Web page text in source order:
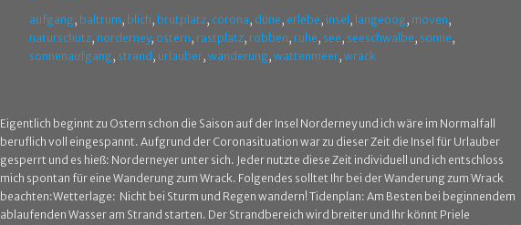
aufgang, baltrum, blich, brutplatz, corona, düne, erlebe, insel , langeoog, möven,
naturschutz, norderney, ostern, rastplatz, robben, ruhe, see, seeschwalbe, sonne,
sonnenaufgang, strand , urlauber, wanderung, wattenmeer, wrack
Eigentlich beginnt zu Ostern schon die Saison auf der Insel Norderney und ich wäre im Normalfall
beruflich voll eingespannt. Aufgrund der Coronasituation war zu dieser Zeit die Insel für Urlauber
gesperrt und es hieß: Norderneyer unter sich. Jeder nutzte diese Zeit individuell und ich entschloss
mich spontan für eine Wanderung zum Wrack. Folgendes solltet Ihr bei der Wanderung zum Wrack
beachten:Wetterlage: Nicht bei Sturm und Regen wandern! Tidenplan: Am Besten bei beginnendem
ablaufenden Wasser am Strand starten. Der Strandbereich wird breiter und Ihr könnt Priele